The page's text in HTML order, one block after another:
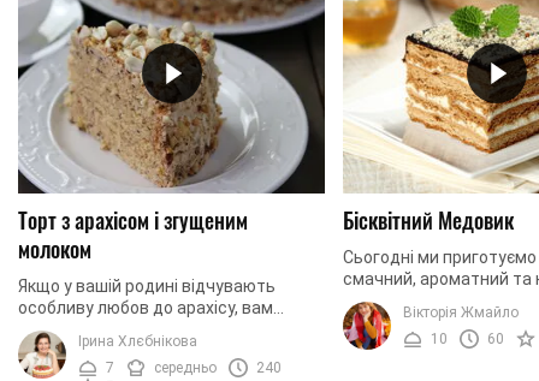
Торт з арахісом і згущеним
молоком
Якщо у вашій родині відчувають
особливу любов до арахісу, вам
обов'язково варто приготувати торт
за нашим рецептом. Поєднання
тонких пісочних коржів ...
Ірина Хлєбнікова
7
середньо
240
Бісквітний Медовик
Сьогодні ми
смачний, ароматний та
торт Медовик.
готується з тоненьких
коржів та сметанного ...
Вікторія Жмайло
10
60